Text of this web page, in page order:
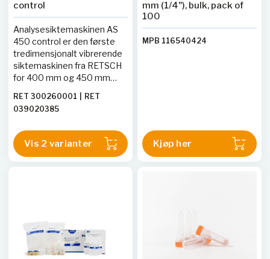
control
Analysesiktemaskinen AS
450 control er den første
tredimensjonalt vibrerende
siktemaskinen fra RETSCH
for 400 mm og 450 mm
både våt- og tørrsikting. En
optimalisering av det
drivverket gjør det mulig
med amplituder på opptil 2,2
RET 300260001
RET
039020385
Vis 2 varianter
mm (1/4"), bulk, pack of
100
MPB 116540424
Kjøp her